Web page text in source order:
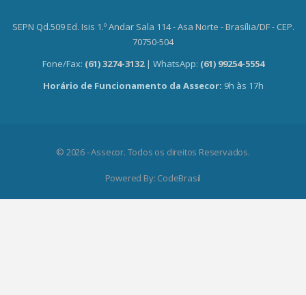
SEPN Qd.509 Ed. Isis 1.º Andar Sala 114 - Asa Norte - Brasília/DF - CEP.
70750-504
Fone/Fax: (61) 3274-3132 | WhatsApp: (61) 99254-5554
Horário de Funcionamento da Assecor: 9h às 17h
© 2026 - Assecor. Todos os direitos Reservados.
Powered By: CodeBrasil